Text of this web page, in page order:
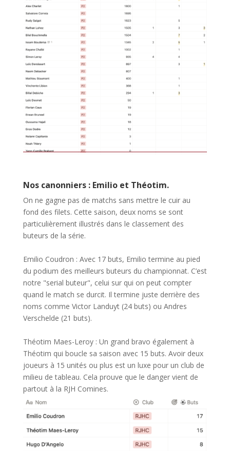
Nos canonniers : Emilio et Théotim.
On ne gagne pas de matchs sans mettre le cuir au
fond des filets. Cette saison, deux noms se sont
particulièrement illustrés dans le classement des
buteurs de la série.
Emilio Coudron : Avec 17 buts, Emilio termine au pied
du podium des meilleurs buteurs du championnat. C’est
notre "serial buteur", celui sur qui on peut compter
quand le match se durcit. Il termine juste derrière des
noms comme Victor Landuyt (24 buts) ou Andres
Verschelde (21 buts).
Théotim Maes-Leroy : Un grand bravo également à
Théotim qui boucle sa saison avec 15 buts. Avoir deux
joueurs à 15 unités ou plus est un luxe pour un club de
milieu de tableau. Cela prouve que le danger vient de
partout à la RJH Comines.